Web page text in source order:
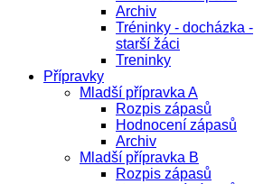
Archiv
Tréninky - docházka -
starší žáci
Treninky
Přípravky
Mladší přípravka A
Rozpis zápasů
Hodnocení zápasů
Archiv
Mladší přípravka B
Rozpis zápasů